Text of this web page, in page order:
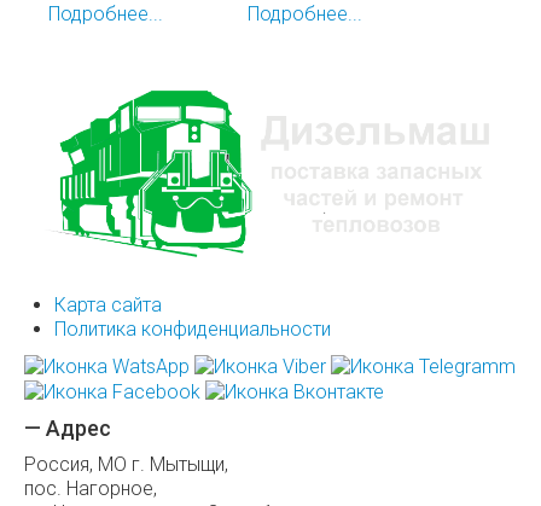
Подробнее... Подробнее...
Карта сайта
Политика конфиденциальности
— Адрес
Россия, МО г. Мытыщи,
пос. Нагорное,